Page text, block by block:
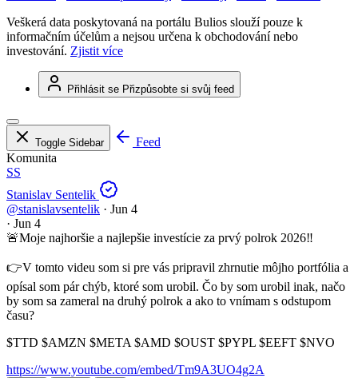
Veškerá data poskytovaná na portálu Bulios slouží pouze k
informačním účelům a nejsou určena k obchodování nebo
investování. Zjistit více
Přihlásit se Přizpůsobte si svůj feed
Toggle Sidebar
Feed
Komunita
SS
Stanislav Sentelik
@stanislavsentelik · Jun 4
· Jun 4
🚨Moje najhoršie a najlepšie investície za prvý polrok 2026‼️
👉V tomto videu som si pre vás pripravil zhrnutie môjho portfólia a
opísal som pár chýb, ktoré som urobil. Čo by som urobil inak, načo
by som sa zameral na druhý polrok a ako to vnímam s odstupom
času?
$TTD $AMZN $META $AMD $OUST $PYPL $EEFT $NVO
https://www.youtube.com/embed/Tm9A3UO4g2A